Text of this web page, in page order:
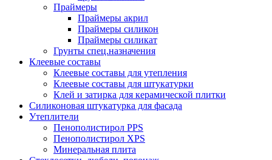
Праймеры
Праймеры акрил
Праймеры силикон
Праймеры силикат
Грунты спец.назначения
Клеевые составы
Клеевые составы для утепления
Клеевые составы для штукатурки
Клей и затирка для керамической плитки
Силиконовая штукатурка для фасада
Утеплители
Пенополистирол PPS
Пенополистирол XPS
Минеральная плита